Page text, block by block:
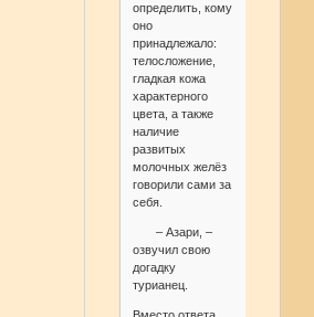
определить, кому
оно
принадлежало:
телосложение,
гладкая кожа
характерного
цвета, а также
наличие
развитых
молочных желёз
говорили сами за
себя.
– Азари, –
озвучил свою
догадку
турианец.